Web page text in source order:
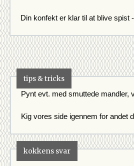
Din konfekt er klar til at blive spist
tips & tricks
Pynt evt. med smuttede mandler,
Kig vores side igennem for andet
kokkens svar